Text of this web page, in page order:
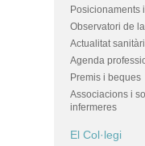
Posicionaments
Observatori de
Actualitat
Agenda
Premis i beques
Associacions i
infermeres
El Col·legi